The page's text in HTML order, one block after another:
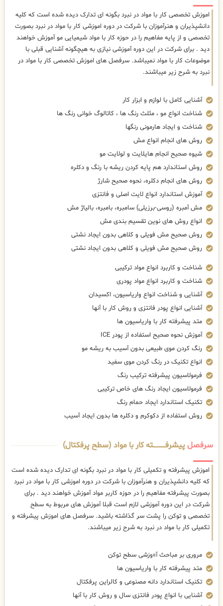
اموزش تخصصی کار با مواد در نبرد بگونه ای تدارک دیده شده است که کلیه
دانشپذیران و هنرآموزان با شرکت در دوره اموزشی کار با مواد در نبرد بصورت
تخصصی و از پایه مفاهیم را در حوزه کار با مواد شیمیایی مو آموزش خواهند
دید . برای شرکت در این دوره آموزشی نیازی به هیچگونه آشنایی قبلی با
موضوعات کار با مواد نمیباشد. سرفصل های اموزش تخصصی کار با مواد در
نبرد به شرح زیر میباشند.
آشنایی کامل با لوازم و ابزار کار
شناخت انواع مو ، مثلث رنگ ها ، کاتالوگ خوانی رنگ ها
شناخت و ایجاد هارمونی رنگها
روش های انجام انواع مش
شیوه صحیح انجام هایلایت و لولایت مو
روش استاندارد هم پایه کردن ریشه با رنگ و دکلره
روش های انجام دکلره، نحوه صحیح شارژ
آموزش استاندارد انواع لایت اصلی و فانتزی
مش آمبره (روسی-برزیلی) سامبره، بامبره، بالیاژ مش
انواع روش های نوین تقسیم بندی مش
روش صحیح مش فویلی و کلاهی بدون ایجاد نشتی
روش صحیح مش فویلی و کلاهی بدون ایجاد نشتی
شناخت و کاربرد انواع مواد ترکیبی
شناخت و کاربرد انواع مواد پودری
آشنایی و شناخت انواع واریاسیون، اکسیدان
آشنایی انواع پودر فانتزی و روش کار با آنها
متد پیشرفته کار با واریاسیون ها
آموزش نحوه صحیح استفاده از پودر ICE
رنگ کردن موی طبیعی بدون آسیب به ریشه مو
انواع تکنیک در رنگ کردن موی سفید
فرمولاسیون پیشرفته ترکیب رنگ
فرمولاسیون ایجاد رنگ های خاص ترکیبی
تکنیک استاندارد ایجاد حمام رنگ
روش استفاده از دکوکرم و دکلره ها بدون ایجاد آسیب
سرفصلپیشرفــــــــــــته کار با مواد (سطح پرفکتال)
اموزش پیشرفته و تکمیلی کار با مواد در نبرد بگونه ای تدارک دیده شده است
که کلیه دانشپذیران و هنرآموزان با شرکت در دوره اموزشی کار با مواد در نبرد
بصورت پیشرفته مفاهیم را در حوزه کاربر مواد آموزش خواهند دید . برای
شرکت در این دوره آموزشی لازم است قبلا آموزش های مربوط به سطح
تخصصی و توکن را پشت سر گذاشته باشید. سرفصل های اموزش پیشرفته و
تکمیلی کار با مواد در نبرد به شرح زیر میباشند.
مروری بر مباحث آ»وزشی سطح توکن
متد پیشرفته کار با واریاسیون ها
تکنیک استاندارد دانه مصنوعی و کالراین پرفکتال
آشنایی با انواع پودر فانتزی سال و روش کار با آنها